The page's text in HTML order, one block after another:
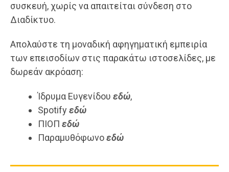
συσκευή, χωρίς να απαιτείται σύνδεση στο
Διαδίκτυο.
Απολαύστε τη μοναδική αφηγηματική εμπειρία
των επεισοδίων στις παρακάτω ιστοσελίδες, με
δωρεάν ακρόαση:
Ίδρυμα Ευγενίδου εδώ,
Spotifyεδώ
ΠΙΟΠ εδώ
Παραμυθόφωνοεδώ